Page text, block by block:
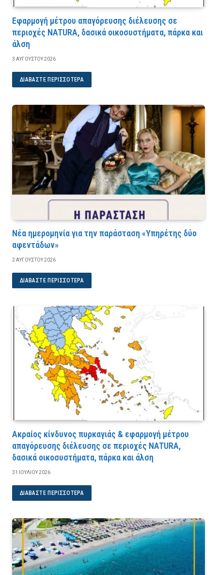
Εφαρμογή μέτρου απαγόρευσης διέλευσης σε
περιοχές NATURA, δασικά οικοσυστήματα, πάρκα και
άλση
3 ΑΥΓΟΎΣΤΟΥ 2026
ΔΙΑΒΆΣΤΕ ΠΕΡΙΣΣΌΤΕΡΑ
Νέα ημερομηνία για την παράσταση «Υπηρέτης δύο
αφεντάδων»
2 ΑΥΓΟΎΣΤΟΥ 2026
ΔΙΑΒΆΣΤΕ ΠΕΡΙΣΣΌΤΕΡΑ
Ακραίος κίνδυνος πυρκαγιάς & εφαρμογή μέτρου
απαγόρευσης διέλευσης σε περιοχές NATURA,
δασικά οικοσυστήματα, πάρκα και άλση
31 ΙΟΥΛΊΟΥ 2026
ΔΙΑΒΆΣΤΕ ΠΕΡΙΣΣΌΤΕΡΑ